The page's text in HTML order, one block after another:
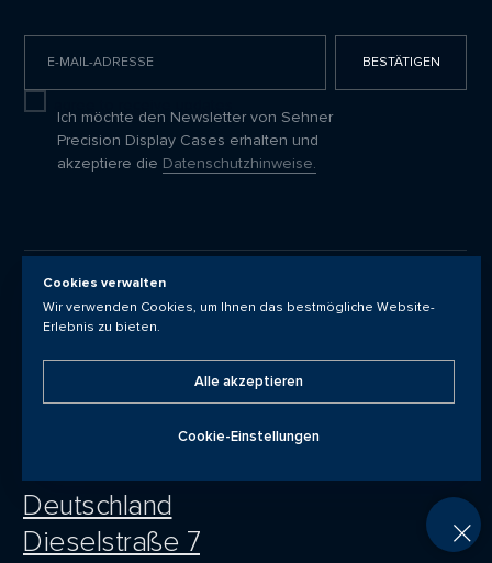
BESTÄTIGEN
Deutschland
Dieselstraße 7
vitrinen@sehner.de
+49 7056 939520
KONTAKT
Ich möchte den Newsletter von Sehner
Precision Display Cases erhalten und
akzeptiere die Datenschutzhinweise.
Cookies verwalten
Wir verwenden Cookies, um Ihnen das bestmögliche Website-
Erlebnis zu bieten.
Alle akzeptieren
Cookie-Einstellungen